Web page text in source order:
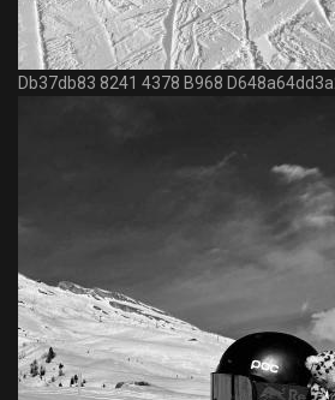
Db37db83 8241 4378 B968